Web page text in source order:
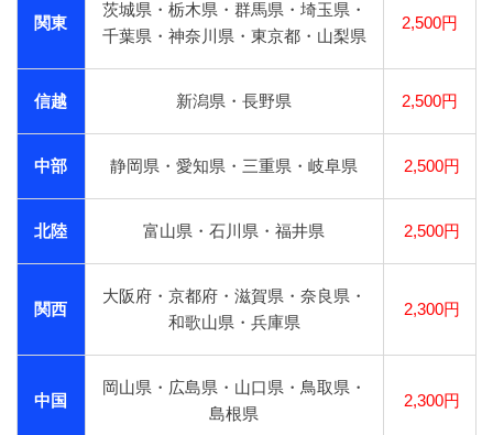
関東
茨城県・栃木県・群馬県・埼玉県・
千葉県・神奈川県・東京都・山梨県
2,500円
信越 新潟県・長野県 2,500円
中部 静岡県・愛知県・三重県・岐阜県 2,500円
北陸 富山県・石川県・福井県 2,500円
関西
大阪府・京都府・滋賀県・奈良県・
和歌山県・兵庫県
2,300円
中国
岡山県・広島県・山口県・鳥取県・
島根県
2,300円